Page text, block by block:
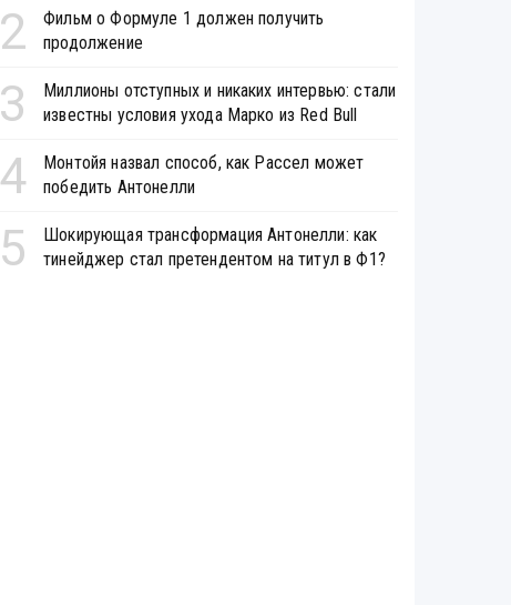
2
Фильм о Формуле 1 должен получить
продолжение
3
Миллионы отступных и никаких интервью: стали
известны условия ухода Марко из Red Bull
4
Монтойя назвал способ, как Рассел может
победить Антонелли
5
Шокирующая трансформация Антонелли: как
тинейджер стал претендентом на титул в Ф1?